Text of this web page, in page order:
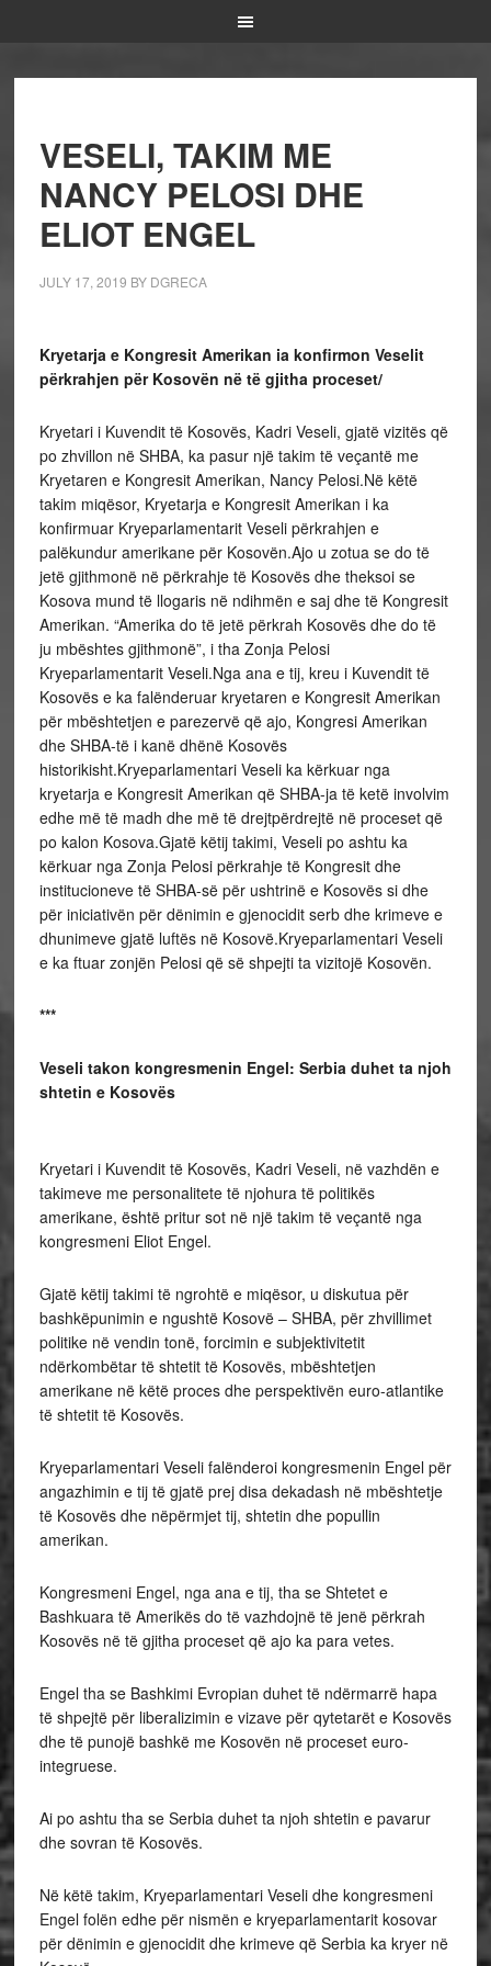
VESELI, TAKIM ME
NANCY PELOSI DHE
ELIOT ENGEL
JULY 17, 2019 BY DGRECA
Kryetarja e Kongresit Amerikan ia konfirmon Veselit
përkrahjen për Kosovën në të gjitha proceset/
Kryetari i Kuvendit të Kosovës, Kadri Veseli, gjatë vizitës që
po zhvillon në SHBA, ka pasur një takim të veçantë me
Kryetaren e Kongresit Amerikan, Nancy Pelosi.Në këtë
takim miqësor, Kryetarja e Kongresit Amerikan i ka
konfirmuar Kryeparlamentarit Veseli përkrahjen e
palëkundur amerikane për Kosovën.Ajo u zotua se do të
jetë gjithmonë në përkrahje të Kosovës dhe theksoi se
Kosova mund të llogaris në ndihmën e saj dhe të Kongresit
Amerikan. “Amerika do të jetë përkrah Kosovës dhe do të
ju mbështes gjithmonë”, i tha Zonja Pelosi
Kryeparlamentarit Veseli.Nga ana e tij, kreu i Kuvendit të
Kosovës e ka falënderuar kryetaren e Kongresit Amerikan
për mbështetjen e parezervë që ajo, Kongresi Amerikan
dhe SHBA-të i kanë dhënë Kosovës
historikisht.Kryeparlamentari Veseli ka kërkuar nga
kryetarja e Kongresit Amerikan që SHBA-ja të ketë involvim
edhe më të madh dhe më të drejtpërdrejtë në proceset që
po kalon Kosova.Gjatë këtij takimi, Veseli po ashtu ka
kërkuar nga Zonja Pelosi përkrahje të Kongresit dhe
institucioneve të SHBA-së për ushtrinë e Kosovës si dhe
për iniciativën për dënimin e gjenocidit serb dhe krimeve e
dhunimeve gjatë luftës në Kosovë.Kryeparlamentari Veseli
e ka ftuar zonjën Pelosi që së shpejti ta vizitojë Kosovën.​
***
Veseli takon kongresmenin Engel: Serbia duhet ta njoh
shtetin e Kosovës
Kryetari i Kuvendit të Kosovës, Kadri Veseli, në vazhdën e
takimeve me personalitete të njohura të politikës
amerikane, është pritur sot në një takim të veçantë nga
kongresmeni Eliot Engel.
Gjatë këtij takimi të ngrohtë e miqësor, u diskutua për
bashkëpunimin e ngushtë Kosovë – SHBA, për zhvillimet
politike në vendin tonë, forcimin e subjektivitetit
ndërkombëtar të shtetit të Kosovës, mbështetjen
amerikane në këtë proces dhe perspektivën euro-atlantike
të shtetit të Kosovës.
Kryeparlamentari Veseli falënderoi kongresmenin Engel për
angazhimin e tij të gjatë prej disa dekadash në mbështetje
të Kosovës dhe nëpërmjet tij, shtetin dhe popullin
amerikan.
Kongresmeni Engel, nga ana e tij, tha se Shtetet e
Bashkuara të Amerikës do të vazhdojnë të jenë përkrah
Kosovës në të gjitha proceset që ajo ka para vetes.
Engel tha se Bashkimi Evropian duhet të ndërmarrë hapa
të shpejtë për liberalizimin e vizave për qytetarët e Kosovës
dhe të punojë bashkë me Kosovën në proceset euro-
integruese.
Ai po ashtu tha se Serbia duhet ta njoh shtetin e pavarur
dhe sovran të Kosovës.
Në këtë takim, Kryeparlamentari Veseli dhe kongresmeni
Engel folën edhe për nismën e kryeparlamentarit kosovar
për dënimin e gjenocidit dhe krimeve që Serbia ka kryer në